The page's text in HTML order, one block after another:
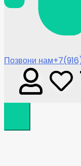
Позвони нам